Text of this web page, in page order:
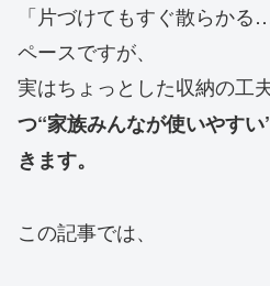
「片づけてもすぐ散らか
ペースですが、
実はちょっとした収納の工夫
つ“家族みんなが使いやす
きます。
この記事では、